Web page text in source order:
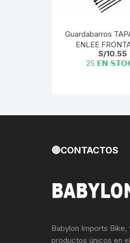
Guardabarros
ENLEE FRONTAL + 6
CINTAS
Model
S/10.55
25 𝗘𝗡
🔴CONTACTOS
Babylon Imports
productos únicos en